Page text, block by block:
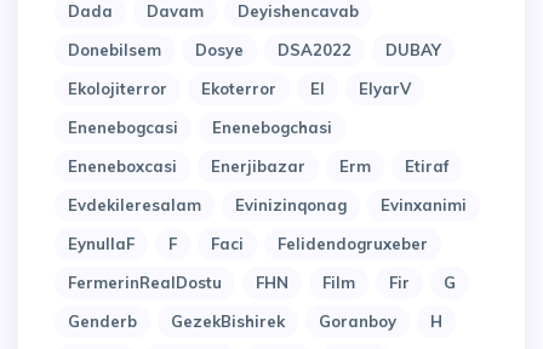
Dada
Davam
Deyishencavab
Donebilsem
Dosye DSA2022
DUBAY
Ekolojiterror
Ekoterror El
ElyarV
Enenebogcasi
Enenebogchasi
Eneneboxcasi
Enerjibazar Erm
Etiraf
Evdekileresalam
Evinizinqonag
Evinxanimi
EynullaF
F Faci
Felidendogruxeber
FermerinRealDostu
FHN Film Fir
G
Genderb
GezekBishirek Goranboy
H